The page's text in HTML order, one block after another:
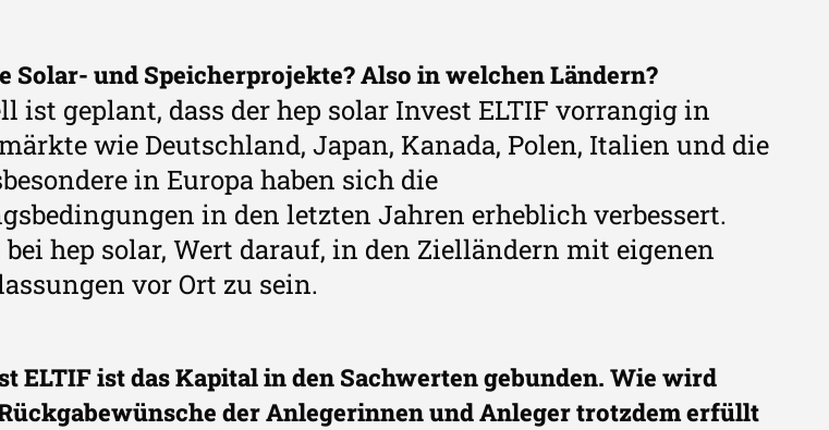
Solar- und Speicherprojekte? Also in welchen Ländern?
ist geplant, dass der hep solar Invest ELTIF vorrangig in
wie Deutschland, Japan, Kanada, Polen, Italien und die
in Europa haben sich die
in den letzten Jahren erheblich verbessert.
hep solar, Wert darauf, in den Zielländern mit eigenen
vor Ort zu sein.
ELTIF ist das Kapital in den Sachwerten gebunden. Wie wird
der Anlegerinnen und Anleger trotzdem erfüllt